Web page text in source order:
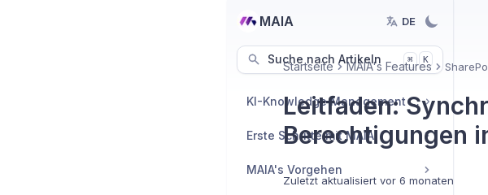
MAIA DE
Suche nach Artikeln ⌘ K
KI-Knowledge Management Guides
Erste Schritte mit MAIA
MAIA's Vorgehen
Startseite MAIA's Features
Leitfaden:
Berechtigungen
Zuletzt aktualisiert vor 6 monaten